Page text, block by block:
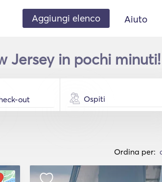
Aggiungi elenco Aiuto
Jersey in pochi minuti!
Ospiti
Ordina per: